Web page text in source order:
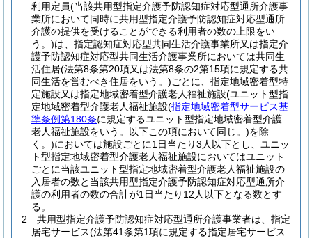
利用定員(当該共用型指定介護予防認知症対応型通所介護事
業所において同時に共用型指定介護予防認知症対応型通所
介護の提供を受けることができる利用者の数の上限をい
う。)は、指定認知症対応型共同生活介護事業所又は指定介
護予防認知症対応型共同生活介護事業所においては共同生
活住居(法第8条第20項又は法第8条の2第15項に規定する共
同生活を営むべき住居をいう。)ごとに、指定地域密着型特
定施設又は指定地域密着型介護老人福祉施設(ユニット型指
定地域密着型介護老人福祉施設(指定地域密着型サービス基
準条例第180条に規定するユニット型指定地域密着型介護
老人福祉施設をいう。以下この項において同じ。)を除
く。)においては施設ごとに1日当たり3人以下とし、ユニッ
ト型指定地域密着型介護老人福祉施設においてはユニット
ごとに当該ユニット型指定地域密着型介護老人福祉施設の
入居者の数と当該共用型指定介護予防認知症対応型通所介
護の利用者の数の合計が1日当たり12人以下となる数とす
る。
2
共用型指定介護予防認知症対応型通所介護事業者は、指定
居宅サービス(法第41条第1項に規定する指定居宅サービス